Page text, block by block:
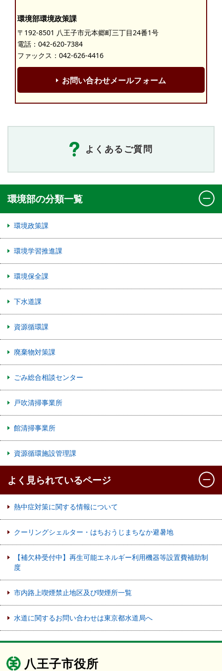
環境部環境政策課
〒192-8501 八王子市元本郷町三丁目24番1号
電話： 042-620-7384
ファックス：042-626-4416
お問い合わせメールフォーム
よくあるご質問
環境部の分類一覧
環境政策課
環境学習推進課
環境保全課
下水道課
資源循環課
廃棄物対策課
ごみ総合相談センター
戸吹清掃事業所
館清掃事業所
資源循環施設管理課
よく見られているページ
熱中症対策に関する情報について
クーリングシェルター・はちおうじまちなか避暑地
【補欠枠受付中】再生可能エネルギー利用機器等設置費補助制
度
市内路上喫煙禁止地区及び喫煙所一覧
水道に関するお問い合わせは東京都水道局へ
八王子市役所